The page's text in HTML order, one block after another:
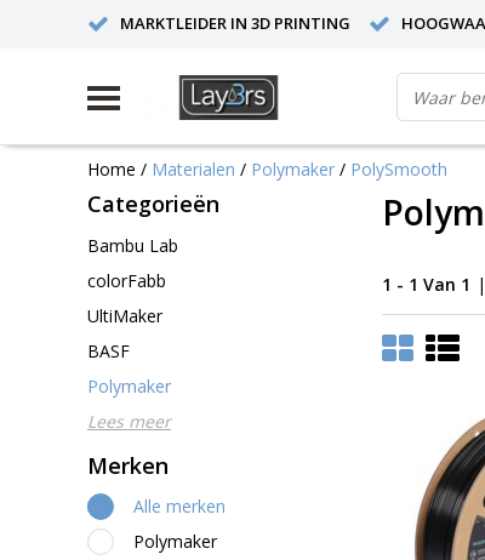
MARKTLEIDER IN 3D PRINTING
Home / Materialen / Polymaker / PolySmooth
Categorieën
Bambu Lab
colorFabb
UltiMaker
BASF
Polymaker
Lees meer
Merken
Alle merken
Polymaker
1 - 1 Van 1